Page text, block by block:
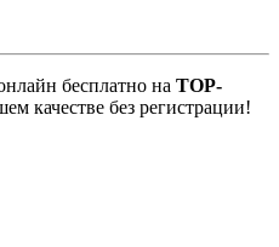
бесплатно на TOP-
качестве без регистрации!